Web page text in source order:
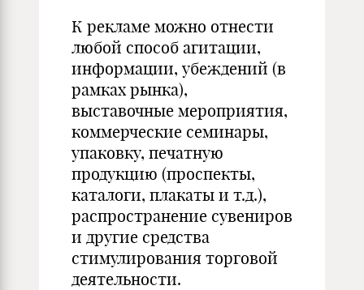
К рекламе можно отнести
любой способ агитации,
информации, убеждений (в
рамках рынка),
выставочные мероприятия,
коммерческие семинары,
упаковку, печатную
продукцию (проспекты,
каталоги, плакаты и т.д.),
распространение сувениров
и другие средства
стимулирования торговой
деятельности.